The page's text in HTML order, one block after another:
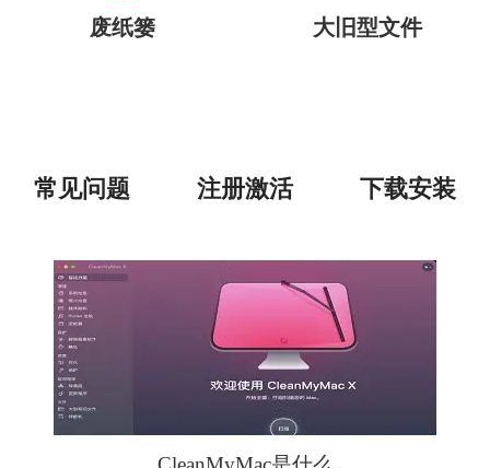
废纸篓 大旧型文件
常见问题 注册激活 下载安装